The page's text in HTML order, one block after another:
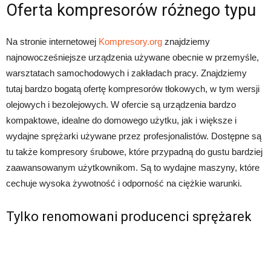
Oferta kompresorów różnego typu
Na stronie internetowej Kompresory.org znajdziemy
najnowocześniejsze urządzenia używane obecnie w przemyśle,
warsztatach samochodowych i zakładach pracy. Znajdziemy
tutaj bardzo bogatą ofertę kompresorów tłokowych, w tym wersji
olejowych i bezolejowych. W ofercie są urządzenia bardzo
kompaktowe, idealne do domowego użytku, jak i większe i
wydajne sprężarki używane przez profesjonalistów. Dostępne są
tu także kompresory śrubowe, które przypadną do gustu bardziej
zaawansowanym użytkownikom. Są to wydajne maszyny, które
cechuje wysoka żywotność i odporność na ciężkie warunki.
Tylko renomowani producenci sprężarek